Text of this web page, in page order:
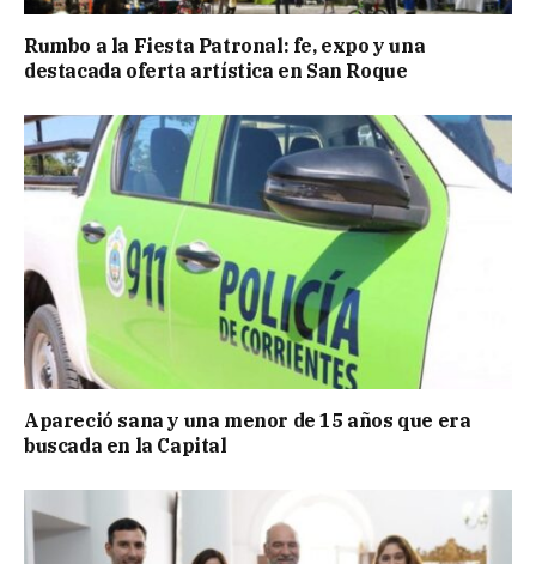
Rumbo a la Fiesta Patronal: fe, expo y una
destacada oferta artística en San Roque
Apareció sana y una menor de 15 años que era
buscada en la Capital